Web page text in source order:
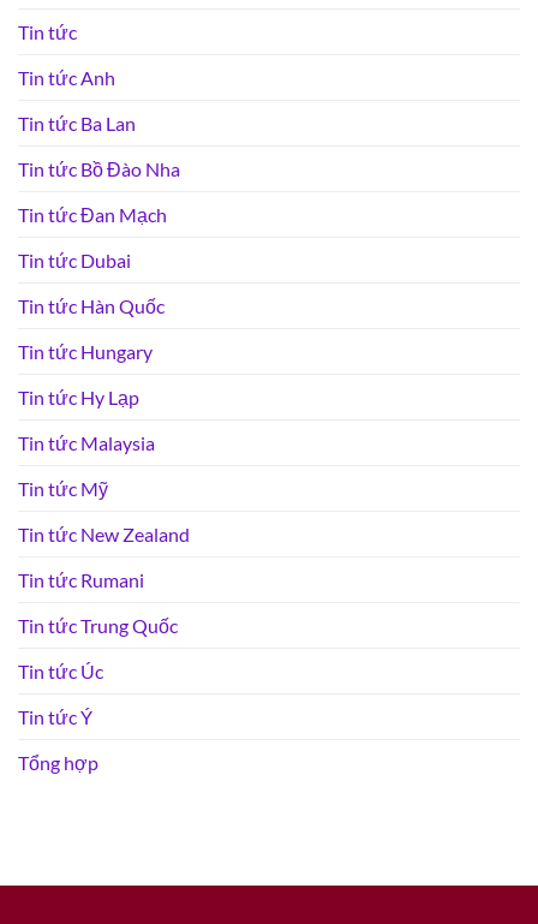
Tin tức
Tin tức Anh
Tin tức Ba Lan
Tin tức Bồ Đào Nha
Tin tức Đan Mạch
Tin tức Dubai
Tin tức Hàn Quốc
Tin tức Hungary
Tin tức Hy Lạp
Tin tức Malaysia
Tin tức Mỹ
Tin tức New Zealand
Tin tức Rumani
Tin tức Trung Quốc
Tin tức Úc
Tin tức Ý
Tổng hợp